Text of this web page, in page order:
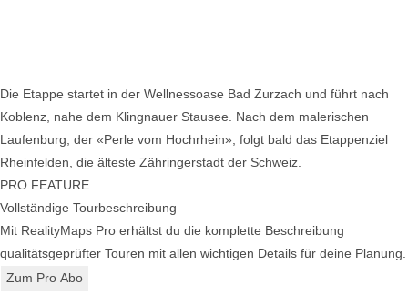
Die Etappe startet in der Wellnessoase Bad Zurzach und führt nach
Koblenz, nahe dem Klingnauer Stausee. Nach dem malerischen
Laufenburg, der «Perle vom Hochrhein», folgt bald das Etappenziel
Rheinfelden, die älteste Zähringerstadt der Schweiz.
PRO FEATURE
Vollständige Tourbeschreibung
Mit RealityMaps Pro erhältst du die komplette Beschreibung
qualitätsgeprüfter Touren mit allen wichtigen Details für deine Planung.
Zum Pro Abo